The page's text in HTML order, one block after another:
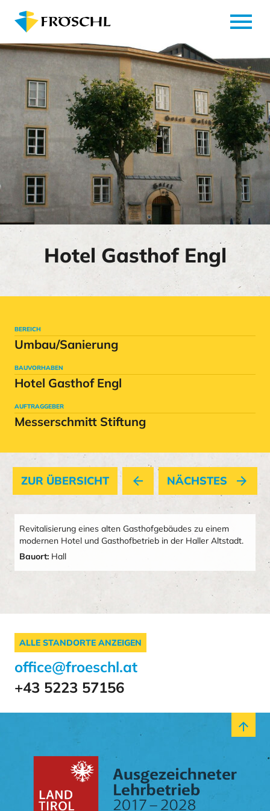
menu
Hotel Gasthof Engl
BEREICH
Umbau/Sanierung
BAUVORHABEN
Hotel Gasthof Engl
AUFTRAGGEBER
Messerschmitt Stiftung
ZUR ÜBERSICHT arrow_back NÄCHSTES arrow_forward
Revitalisierung eines alten Gasthofgebäudes zu einem
modernen Hotel und Gasthofbetrieb in der Haller Altstadt.
Bauort: Hall
ALLE STANDORTE ANZEIGEN
office@froeschl.at
+43 5223 57156
arrow_upward